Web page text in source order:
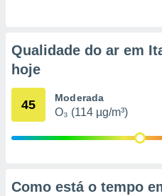
ou opor-
qualquer
em “
na
Qualidade do ar em
hoje
45 Moderada
O₃ (114 µg/m³)
Como está o tempo